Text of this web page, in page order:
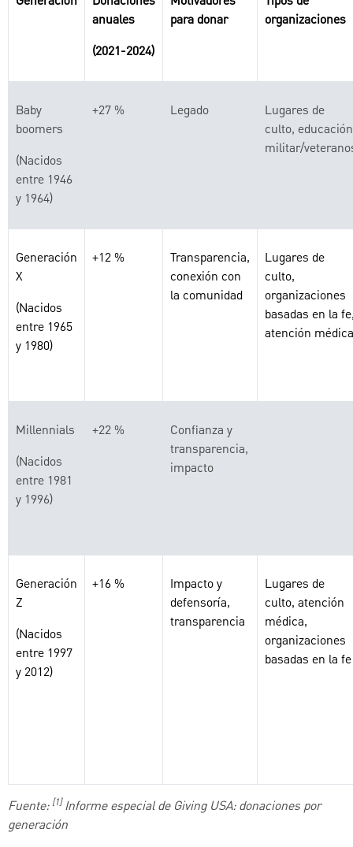
anuales
(2021-2024)
para donar
organizaciones
Baby
boomers
(Nacidos
entre 1946
y 1964)
+27 % Legado
Lugares de
culto,
militar/
Generación
X
(Nacidos
entre 1965
y 1980)
+12 %
Transparencia,
conexión con
la comunidad
Lugares de
culto,
organizaciones
basadas en la
atención médica
Millennials
(Nacidos
entre 1981
y 1996)
+22 %
Confianza y
transparencia,
impacto
Generación
Z
(Nacidos
entre 1997
y 2012)
+16 %
Impacto y
defensoría,
transparencia
Lugares de
culto, atención
médica,
organizaciones
basadas en la fe
Fuente:[1]Informe especial de Giving USA: donaciones por
generación